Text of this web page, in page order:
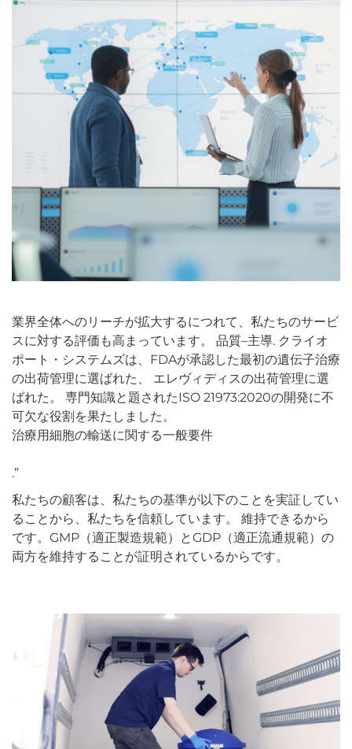
業界全体へのリーチが拡大するにつれて、私たちのサービ
スに対する評価も高まっています。 品質–主導. クライオ
ポート・システムズは、FDAが承認した最初の遺伝子治療
の出荷管理に選ばれた、 エレヴィディスの出荷管理に選
ばれた。 専門知識と題されたISO 21973:2020の開発に不
可欠な役割を果たしました。
治療用細胞の輸送に関する一般要件
.”
私たちの顧客は、私たちの基準が以下のことを実証してい
ることから、私たちを信頼しています。 維持できるから
です。 GMP（適正製造規範）とGDP（適正流通規範）の
両方を維持することが証明されているからです。